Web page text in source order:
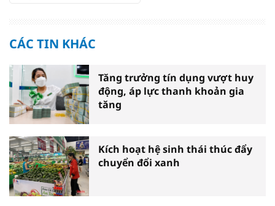
CÁC TIN KHÁC
Tăng trưởng tín dụng vượt huy
động, áp lực thanh khoản gia
tăng
Kích hoạt hệ sinh thái thúc đẩy
chuyển đổi xanh